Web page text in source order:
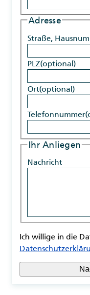
Adresse
Straße,
PLZ(optional)
Ort(optional)
Telefonnummer
Ihr Anliegen
Nachricht
Ich willige in die